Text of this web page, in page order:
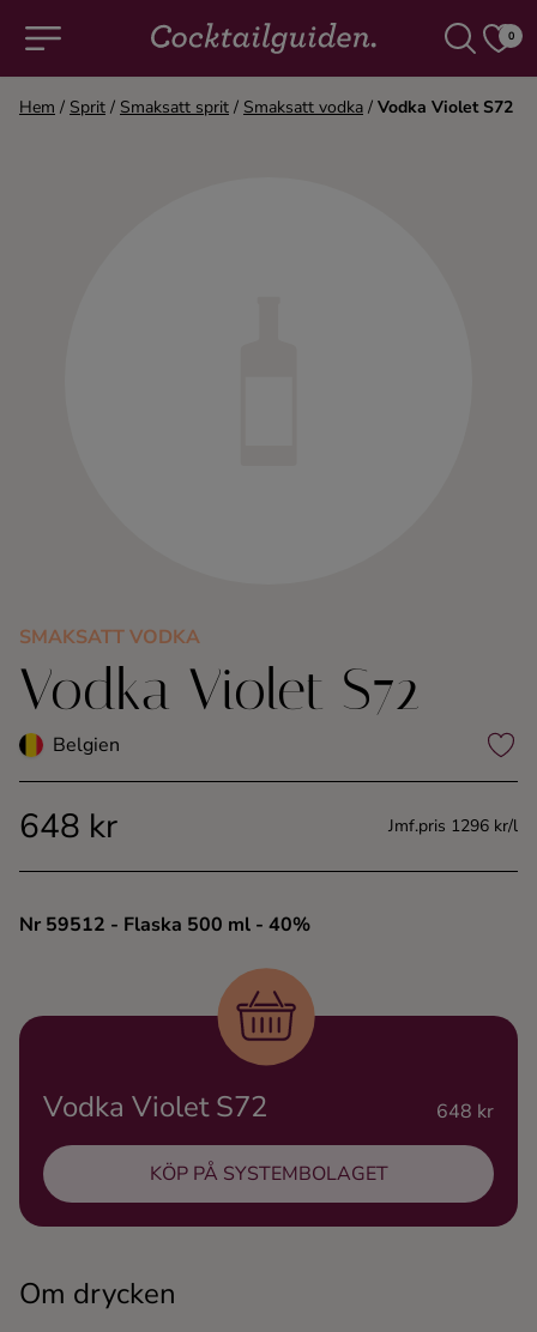
0
Konjak
Likör
Rom
Shots
Ingredienser
Hem / Sprit / Smaksatt sprit / Smaksatt vodka / Vodka Violet S72
SMAKSATT VODKA
Vodka Violet S72
Belgien
648 kr Jmf.pris 1296 kr/l
Nr 59512 - Flaska 500 ml - 40%
Om drycken
Vodka Violet S72 648 kr
KÖP PÅ SYSTEMBOLAGET